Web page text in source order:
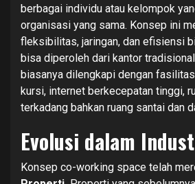
berbagai individu atau kelompok
organisasi yang sama. Konsep ini
fleksibilitas, jaringan, dan efisiensi
bisa diperoleh dari kantor
biasanya dilengkapi dengan
kursi, internet berkecepatan tinggi,
terkadang bahkan ruang santai dan
Evolusi dalam
Konsep co-working space telah